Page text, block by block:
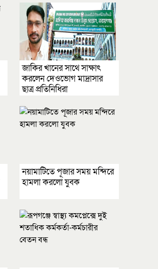
জাকির খানের সাথে সাক্ষাৎ
করলেন দেওভোগ মাদ্রাসার
ছাত্র প্রতিনিধিরা
নয়ামাটিতে পূজার সময় মন্দিরে
হামলা করলো যুবক